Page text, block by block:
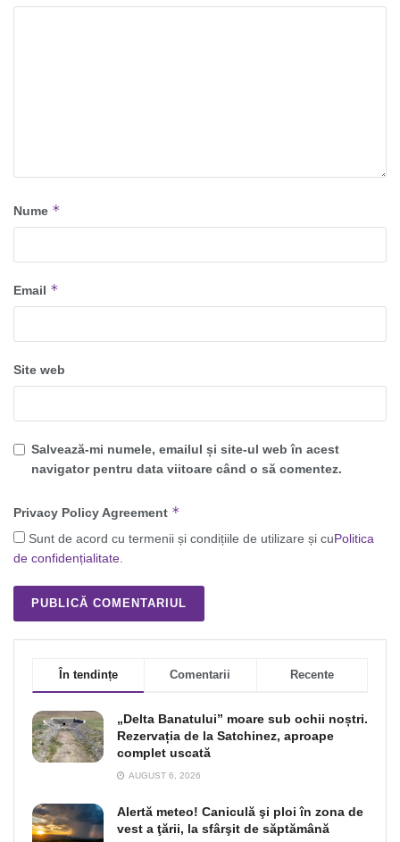
Nume *
Email *
Site web
Salvează-mi numele, emailul și site-ul web în acest
navigator pentru data viitoare când o să comentez.
Privacy Policy Agreement *
Sunt de acord cu termenii și condițiile de utilizare și cuPolitica
de confidențialitate.
În tendințe Comentarii Recente
„Delta Banatului” moare sub ochii noștri.
Rezervația de la Satchinez, aproape
complet uscată
AUGUST 6, 2026
Alertă meteo! Caniculă şi ploi în zona de
vest a ţării, la sfârşit de săptămână